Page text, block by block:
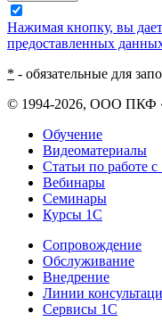
Нажимая кнопку, вы
предоставленных
* - обязательные для
© 1994-2026, ООО ПКФ
Обучение
Видеоматериалы
Статьи по работе
Вебинары
Семинары
Курсы 1С
Сопровождение
Обслуживание
Внедрение
Линии
Сервисы 1С